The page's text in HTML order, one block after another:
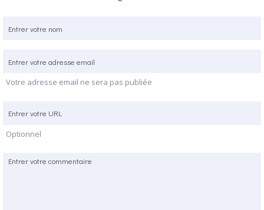
Votre adresse email ne sera pas publiée
Optionnel